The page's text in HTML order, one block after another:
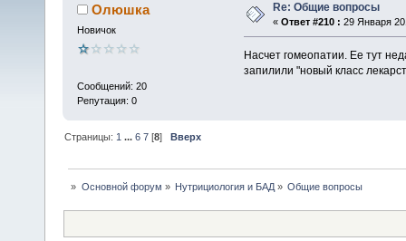
Олюшка
Новичок
Сообщений: 20
Репутация: 0
Re: Общие вопросы
« Ответ #210 : 29 Января
Насчет гомеопатии. Ее тут
запилили "новый класс
Страницы: 1 ...6 7 [8]Вверх
» Основной форум » Нутрициология и БАД» Общие вопросы